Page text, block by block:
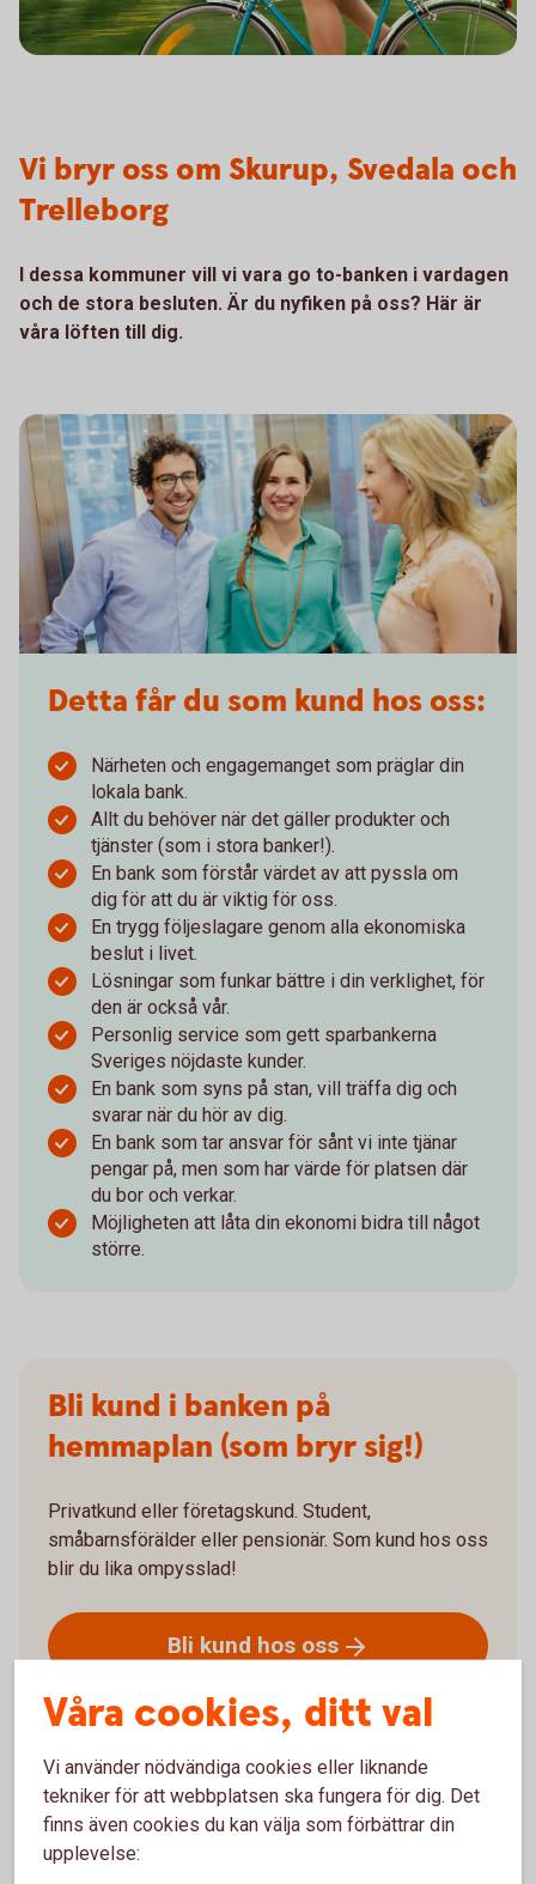
Vi bryr oss om Skurup, Svedala och
Trelleborg
I dessa kommuner vill vi vara go to-banken i vardagen
och de stora besluten. Är du nyfiken på oss? Här är
våra löften till dig.
Detta får du som kund hos oss:
Närheten och engagemanget som präglar din
lokala bank.
Allt du behöver när det gäller produkter och
tjänster (som i stora banker!).
En bank som förstår värdet av att pyssla om
dig för att du är viktig för oss.
En trygg följeslagare genom alla ekonomiska
beslut i livet.
Lösningar som funkar bättre i din verklighet, för
den är också vår.
Personlig service som gett sparbankerna
Sveriges nöjdaste kunder.
En bank som syns på stan, vill träffa dig och
svarar när du hör av dig.
En bank som tar ansvar för sånt vi inte tjänar
pengar på, men som har värde för platsen där
du bor och verkar.
Möjligheten att låta din ekonomi bidra till något
större.
Bli kund i banken på
hemmaplan (som bryr sig!)
Privatkund eller företagskund. Student,
småbarnsförälder eller pensionär. Som kund hos oss
blir du lika ompysslad!
Bli kund hos oss
Två sidor av samma mynt
Våra cookies, ditt val
Vi använder nödvändiga cookies eller liknande
tekniker för att webbplatsen ska fungera för dig. Det
finns även cookies du kan välja som förbättrar din
upplevelse: